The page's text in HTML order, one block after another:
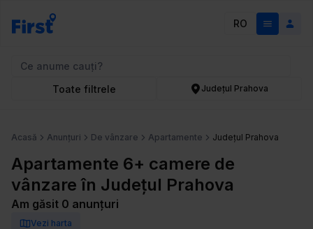
RO
Toate filtrele Județul Prahova
Acasă Anunțuri De vânzare Apartamente Județul Prahova
Apartamente 6+ camere de
vânzare în Județul Prahova
Am găsit 0 anunțuri
Vezi harta